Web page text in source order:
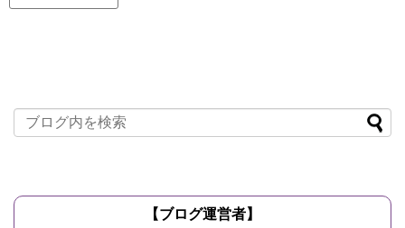
【ブログ運営者】